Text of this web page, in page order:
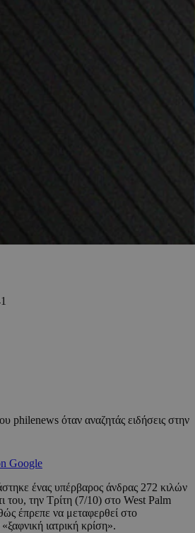
philenews όταν αναζητάς ειδήσεις στην
Google
ένας υπέρβαρος άνδρας 272 κιλών
του, την Τρίτη (7/10) στο West Palm
έπρεπε να μεταφερθεί στο
ιατρική κρίση».